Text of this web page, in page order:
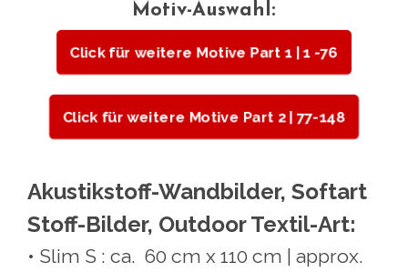
Motiv-Auswahl:
Click für weitere Motive Part 1 | 1 -76
Click für weitere Motive Part 2 | 77-148
Akustikstoff-Wandbilder, Softart
Stoff-Bilder, Outdoor Textil-Art:
• Slim S : ca. 60 cm x 110 cm | approx.